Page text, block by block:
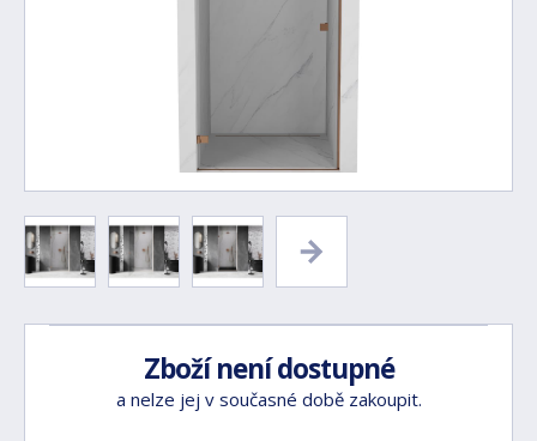
Zboží není dostupné
a nelze jej v současné době zakoupit.